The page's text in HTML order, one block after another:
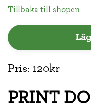
Tillbaka till shopen
PRINT
Pris: 120kr